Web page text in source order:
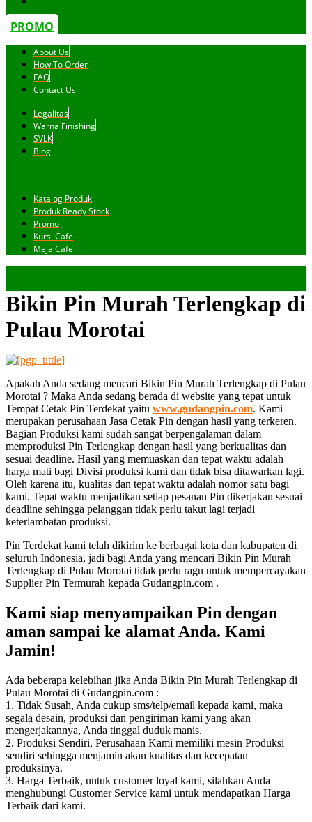
PROMO
About Us
How To Order
FAQ
Contact Us
Legalitas
Warna Finishing
SVLK
Blog
Katalog Produk
Produk Ready Stock
Promo
Kursi Cafe
Meja Cafe
Bikin Pin Murah Terlengkap di
Pulau Morotai
Apakah Anda sedang mencari Bikin Pin Murah Terlengkap di Pulau
Morotai ? Maka Anda sedang berada di website yang tepat untuk
Tempat Cetak Pin Terdekat yaitu www.gudangpin.com. Kami
merupakan perusahaan Jasa Cetak Pin dengan hasil yang terkeren.
Bagian Produksi kami sudah sangat berpengalaman dalam
memproduksi Pin Terlengkap dengan hasil yang berkualitas dan
sesuai deadline. Hasil yang memuaskan dan tepat waktu adalah
harga mati bagi Divisi produksi kami dan tidak bisa ditawarkan lagi.
Oleh karena itu, kualitas dan tepat waktu adalah nomor satu bagi
kami. Tepat waktu menjadikan setiap pesanan Pin dikerjakan sesuai
deadline sehingga pelanggan tidak perlu takut lagi terjadi
keterlambatan produksi.
Pin Terdekat kami telah dikirim ke berbagai kota dan kabupaten di
seluruh Indonesia, jadi bagi Anda yang mencari Bikin Pin Murah
Terlengkap di Pulau Morotai tidak perlu ragu untuk mempercayakan
Supplier Pin Termurah kepada Gudangpin.com .
Kami siap menyampaikan Pin dengan
aman sampai ke alamat Anda. Kami
Jamin!
Ada beberapa kelebihan jika Anda Bikin Pin Murah Terlengkap di
Pulau Morotai di Gudangpin.com :
1. Tidak Susah, Anda cukup sms/telp/email kepada kami, maka
segala desain, produksi dan pengiriman kami yang akan
mengerjakannya, Anda tinggal duduk manis.
2. Produksi Sendiri, Perusahaan Kami memiliki mesin Produksi
sendiri sehingga menjamin akan kualitas dan kecepatan
produksinya.
3. Harga Terbaik, untuk customer loyal kami, silahkan Anda
menghubungi Customer Service kami untuk mendapatkan Harga
Terbaik dari kami.